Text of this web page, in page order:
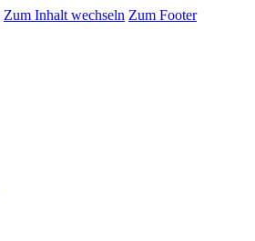
Zum Inhalt wechseln Zum Footer